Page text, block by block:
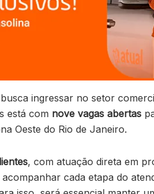
ingressar no setor
está com nove vagas abertas
Oeste do Rio de Janeiro.
, com atuação direta em
cada etapa do